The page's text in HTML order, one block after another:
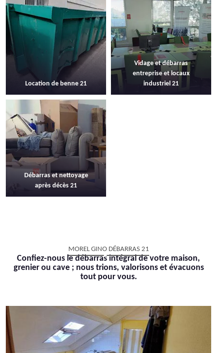
Location de benne 21
Vidage et débarras
entreprise et locaux
industriel 21
Débarras et nettoyage
après décès 21
MOREL GINO DÉBARRAS 21
Confiez-nous le débarras intégral de votre maison,
grenier ou cave ; nous trions, valorisons et évacuons
tout pour vous.